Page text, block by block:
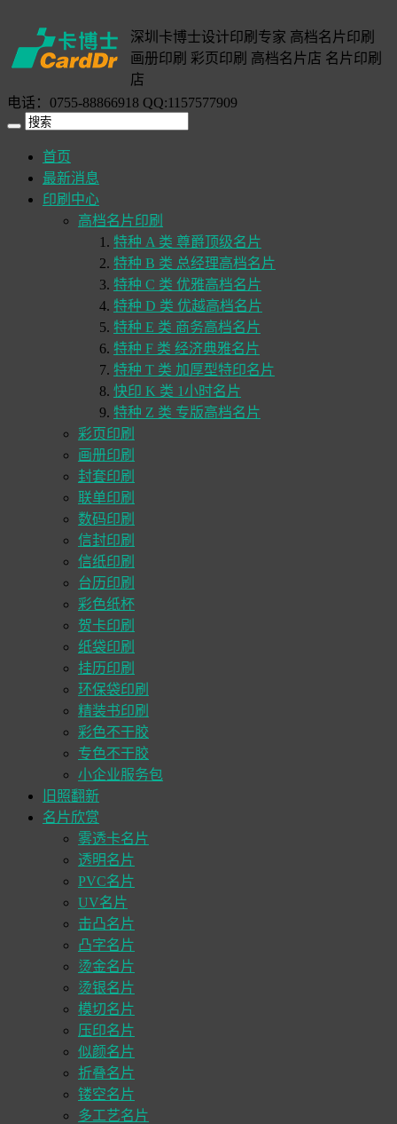
深圳卡博士设计印刷专家 高档名片印刷
画册印刷 彩页印刷 高档名片店 名片印刷
店
电话：0755-88866918 QQ:1157577909
首页
最新消息
印刷中心
高档名片印刷
特种 A 类 尊爵顶级名片
特种 B 类 总经理高档名片
特种 C 类 优雅高档名片
特种 D 类 优越高档名片
特种 E 类 商务高档名片
特种 F 类 经济典雅名片
特种 T 类 加厚型特印名片
快印 K 类 1小时名片
特种 Z 类 专版高档名片
彩页印刷
画册印刷
封套印刷
联单印刷
数码印刷
信封印刷
信纸印刷
台历印刷
彩色纸杯
贺卡印刷
纸袋印刷
挂历印刷
环保袋印刷
精装书印刷
彩色不干胶
专色不干胶
小企业服务包
旧照翻新
名片欣赏
雾透卡名片
透明名片
PVC名片
UV名片
击凸名片
凸字名片
烫金名片
烫银名片
模切名片
压印名片
似颜名片
折叠名片
镂空名片
多工艺名片